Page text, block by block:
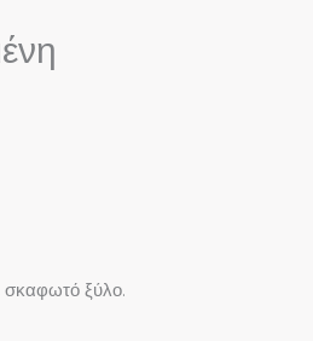
σκαφωτό ξύλο.